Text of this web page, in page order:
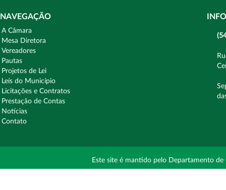
NAVEGAÇÃO
A Câmara
Mesa Diretora
Vereadores
Pautas
Projetos de Lei
Leís do Município
Licitações e Contratos
Prestação de Contas
Notícias
Contato
Este site é mantido pelo Departamento